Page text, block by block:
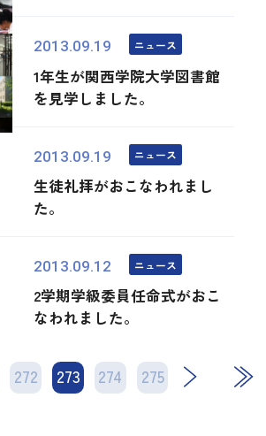
2013.09.19 ニュース
1年生が関西学院大学図書館
を見学しました。
2013.09.19 ニュース
生徒礼拝がおこなわれまし
た。
2013.09.12 ニュース
2学期学級委員任命式がおこ
なわれました。
272 273 274 275
次 最後